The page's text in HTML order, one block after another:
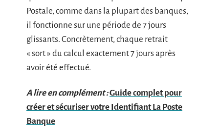
Postale, comme dans la plupart des banques,
il fonctionne sur une période de 7 jours
glissants. Concrètement, chaque retrait
« sort » du calcul exactement 7 jours après
avoir été effectué.
A lire en complément :Guide complet pour
créer et sécuriser votre Identifiant La Poste
Banque